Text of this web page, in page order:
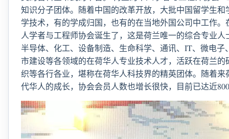
知识分子团体。随着中国的改革开放，大批中国留学生
学技术，有的学成归国，也有的在当地外国公司中工作
人学者与工程师协会诞生了，这是荷兰唯一的综合专业
半导体、化工、设备制造、生命科学、通讯、IT、微电
市建设等各领域的在荷华人专业技术人才，活跃在荷兰
织等各行各业，堪称在荷华人科技界的精英团体。随着
代华人的成长，协会会员人数也增长很快，目前已达近